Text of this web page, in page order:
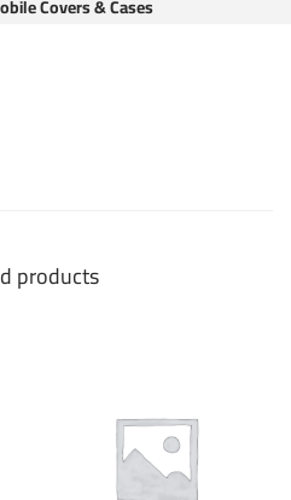
Covers & Cases
products